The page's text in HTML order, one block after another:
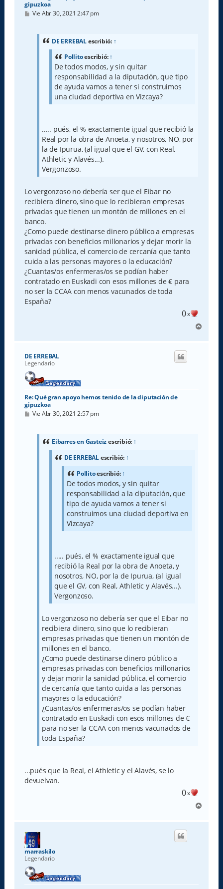
gipuzkoa
M
Vie Abr 30, 2021 2:47 pm
DE ERREBALescribió: ↑
Pollitoescribió:↑
De todos modos, y sin quitar
responsabilidad a la diputación, que tipo
de ayuda vamos a tener si construimos
una ciudad deportiva en Vizcaya?
..... pués, el % exactamente igual que recibió la
Real por la obra de Anoeta, y nosotros, NO, por
la de Ipurua, (al igual que el GV, con Real,
Athletic y Alavés...).
Vergonzoso.
Lo vergonzoso no debería ser que el Eibar no
recibiera dinero, sino que lo recibieran empresas
privadas que tienen un montón de millones en el
banco.
¿Como puede destinarse dinero público a empresas
privadas con beneficios millonarios y dejar morir la
sanidad pública, el comercio de cercanía que tanto
cuida a las personas mayores o la educación?
¿Cuantas/os enfermeras/os se podían haber
contratado en Euskadi con esos millones de € para
no ser la CCAA con menos vacunados de toda
España?
0x
r
DE ERREBAL
Legendario
Re: Qué gran apoyo hemos tenido de la diputación de
gipuzkoa
M
Vie Abr 30, 2021 2:57 pm
Eibarres en Gasteizescribió: ↑
DE ERREBALescribió: ↑
Pollitoescribió:↑
De todos modos, y sin quitar
responsabilidad a la diputación, que
tipo de ayuda vamos a tener si
construimos una ciudad deportiva en
Vizcaya?
..... pués, el % exactamente igual que
recibió la Real por la obra de Anoeta, y
nosotros, NO, por la de Ipurua, (al igual
que el GV, con Real, Athletic y Alavés...).
Vergonzoso.
Lo vergonzoso no debería ser que el Eibar no
recibiera dinero, sino que lo recibieran
empresas privadas que tienen un montón de
millones en el banco.
¿Como puede destinarse dinero público a
empresas privadas con beneficios millonarios
y dejar morir la sanidad pública, el comercio
de cercanía que tanto cuida a las personas
mayores o la educación?
¿Cuantas/os enfermeras/os se podían haber
contratado en Euskadi con esos millones de €
para no ser la CCAA con menos vacunados de
toda España?
...pués que la Real, el Athletic y el Alavés, se lo
devuelvan.
0x
r
marraskilo
Legendario